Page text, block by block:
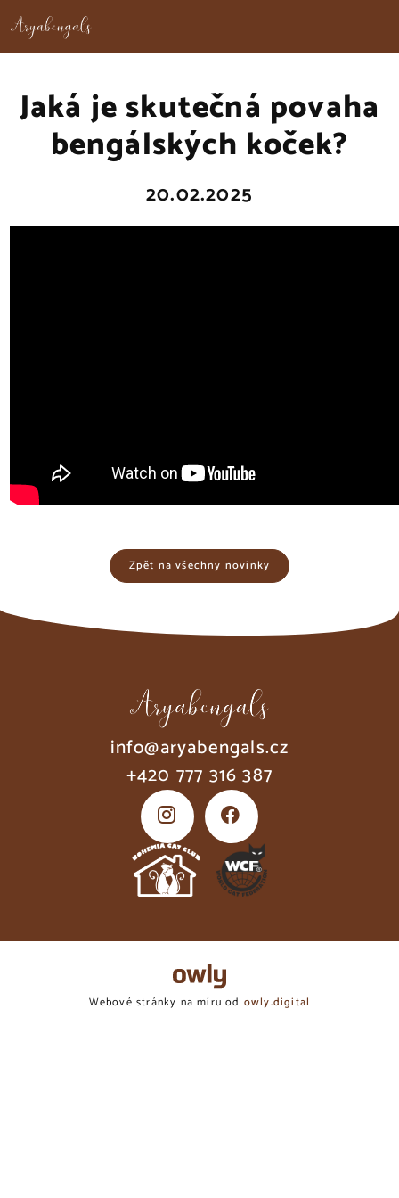
Jaká je skutečná povaha
bengálských koček?
20.02.2025
Zpět na všechny novinky
info@aryabengals.cz
+420 777 316 387
owly.digital - Logo
Webové stránky na míru od owly.digital